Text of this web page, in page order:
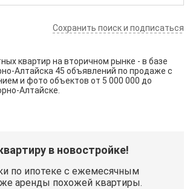
Сохранить поиск и подписаться
квартир на вторичном рынке - в базе
Алтайска 45 объявлений по продаже с
и фото объектов от 5 000 000 до
Алтайске.
в новостройке!
по ипотеке с ежемесячным
аренды похожей квартиры.